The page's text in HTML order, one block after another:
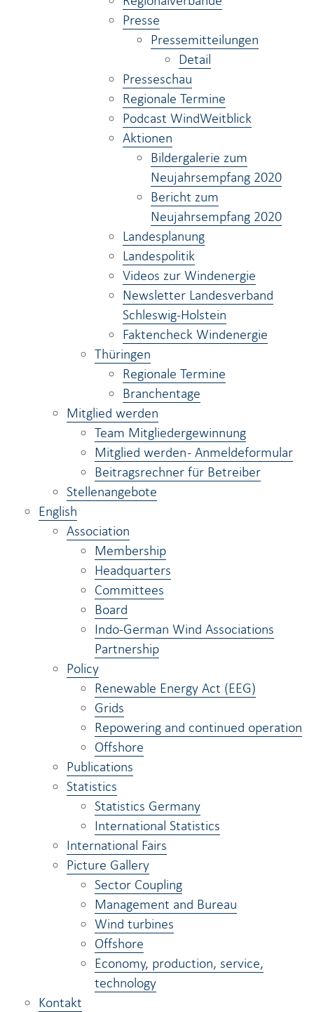
Presse
Pressemitteilungen
Detail
Presseschau
Regionale Termine
Podcast WindWeitblick
Aktionen
Bildergalerie zum
Neujahrsempfang 2020
Bericht zum
Neujahrsempfang 2020
Landesplanung
Landespolitik
Videos zur Windenergie
Newsletter Landesverband
Schleswig-Holstein
Faktencheck Windenergie
Thüringen
Regionale Termine
Branchentage
Mitglied werden
Team Mitgliedergewinnung
Mitglied werden - Anmeldeformular
Beitragsrechner für Betreiber
Stellenangebote
English
Association
Membership
Headquarters
Committees
Board
Indo-German Wind Associations
Partnership
Policy
Renewable Energy Act (EEG)
Grids
Repowering and continued operation
Offshore
Publications
Statistics
Statistics Germany
International Statistics
International Fairs
Picture Gallery
Sector Coupling
Management and Bureau
Wind turbines
Offshore
Economy, production, service,
technology
Kontakt